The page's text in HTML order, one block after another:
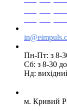
Пн-Пт: з 8-
Сб: з 8-30
Нд:
м. Кривий